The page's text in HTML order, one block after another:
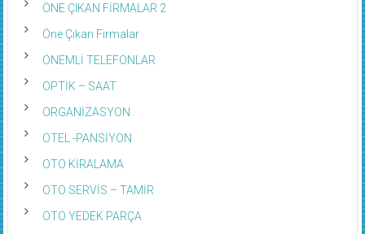
ÖNE ÇIKAN FİRMALAR 2
Öne Çıkan Firmalar
ÖNEMLİ TELEFONLAR
OPTİK – SAAT
ORGANİZASYON
OTEL -PANSİYON
OTO KİRALAMA
OTO SERVİS – TAMİR
OTO YEDEK PARÇA